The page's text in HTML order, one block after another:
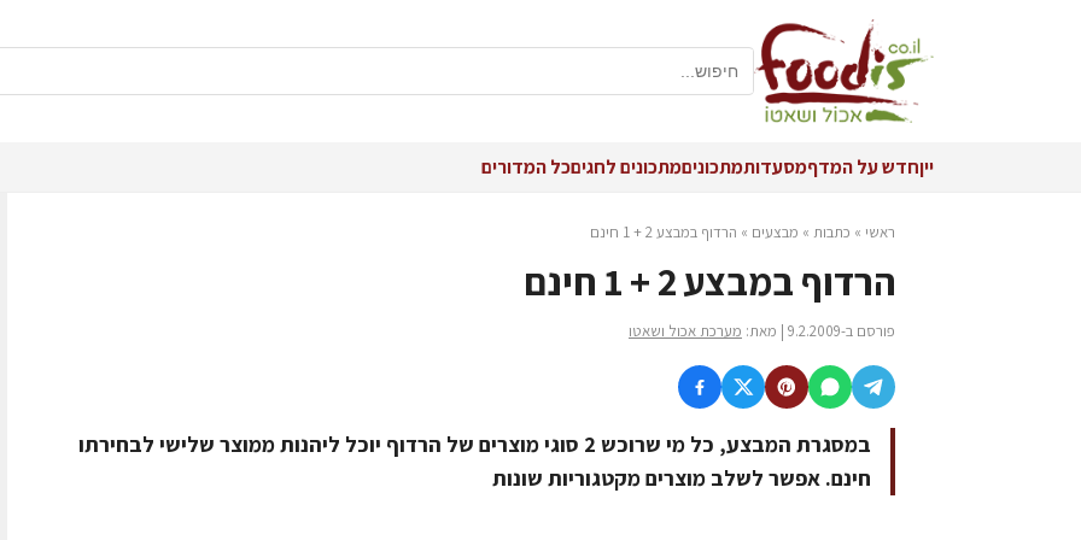
ייןחדש על המדףמסעדותמתכוניםמתכונים לחגיםכל המדורים
ראשי » כתבות » מבצעים » הרדוף במבצע 2 + 1 חינם
הרדוף במבצע 2 + 1 חינם
פורסם ב-9.2.2009 | מאת: מערכת אכול ושאטו
במסגרת המבצע, כל מי שרוכש 2 סוגי מוצרים של הרדוף יוכל ליהנות ממוצר שלישי לבחירתו
חינם. אפשר לשלב מוצרים מקטגוריות שונות